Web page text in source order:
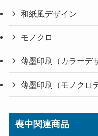
和紙風デザイン
モノクロ
薄墨印刷（カラーデ
薄墨印刷（モノクロ
喪中関連商品